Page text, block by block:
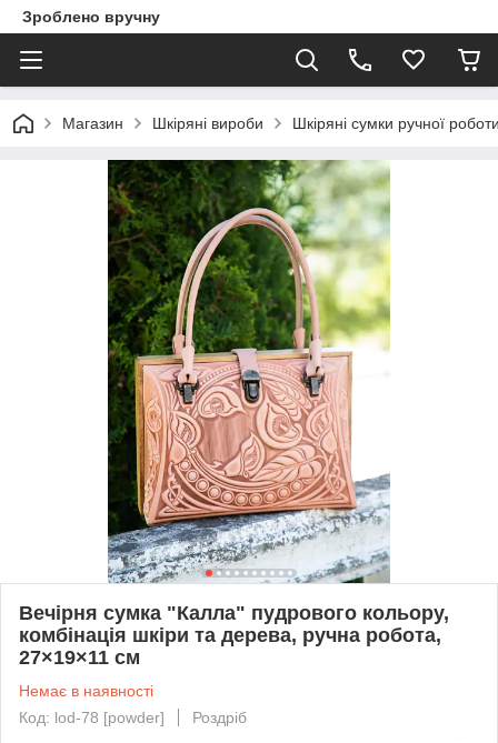
Зроблено вручну
Магазин Шкіряні вироби Шкіряні сумки ручної
Вечірня сумка "Калла" пудрового кольору,
комбінація шкіри та дерева, ручна робота,
27×19×11 см
Немає в наявності
Код: lod-78 [powder]
Роздріб